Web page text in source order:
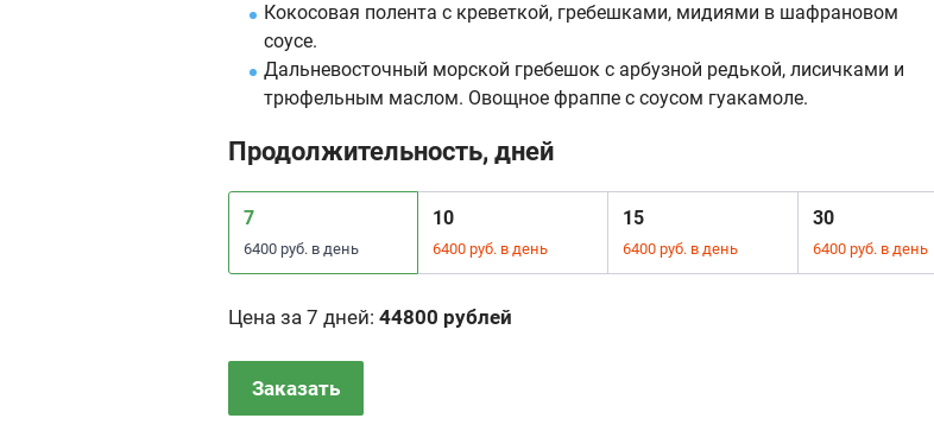
Кокосовая полента с креветкой, гребешками, мидиями в шафрановом
соусе.
Дальневосточный морской гребешок с арбузной редькой, лисичками и
трюфельным маслом. Овощное фраппе с соусом гуакамоле.
Продолжительность, дней
7
6400 руб. в день
10
6400 руб. в день
15
6400 руб. в день
30
6400 руб. в день
Цена за 7 дней: 44800 рублей
Заказать